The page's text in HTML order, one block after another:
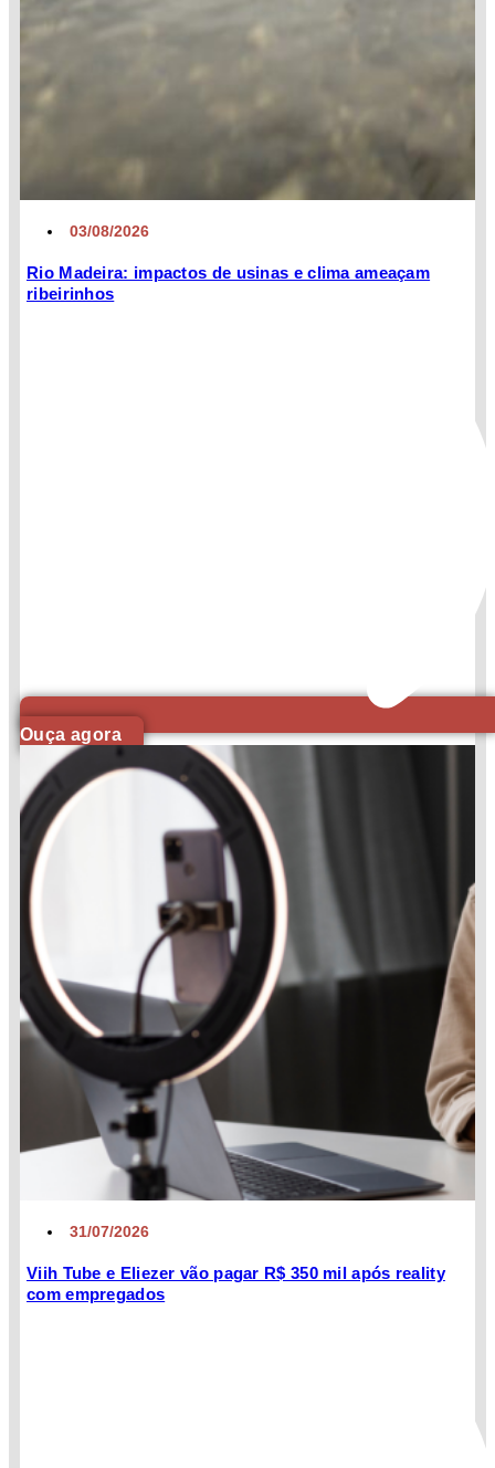
03/08/2026
Rio Madeira: impactos de usinas e clima ameaçam
ribeirinhos
Ouça agora
31/07/2026
Viih Tube e Eliezer vão pagar R$ 350 mil após reality
com empregados